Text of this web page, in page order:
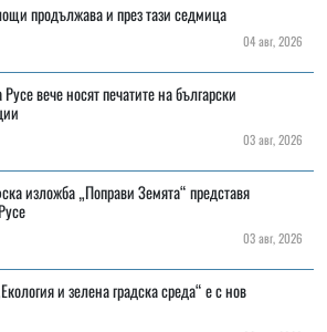
продължава и през тази седмица
04 авг, 2026
вече носят печатите на български
03 авг, 2026
изложба „Поправи Земята“ представя
03 авг, 2026
и зелена градска среда“ е с нов